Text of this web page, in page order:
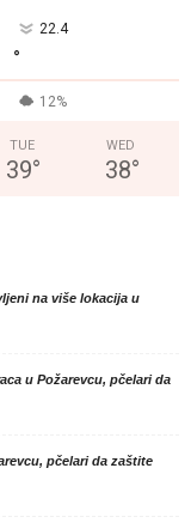
22.4
°
12%
TUE
39°
WED
38°
na više lokacija u
u Požarevcu, pčelari da
pčelari da zaštite